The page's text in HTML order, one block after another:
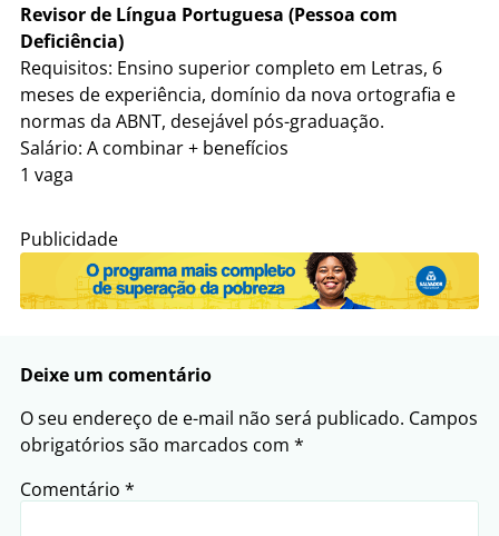
Revisor de Língua Portuguesa (Pessoa com
Deficiência)
Requisitos: Ensino superior completo em Letras, 6
meses de experiência, domínio da nova ortografia e
normas da ABNT, desejável pós-graduação.
Salário: A combinar + benefícios
1 vaga
Publicidade
Deixe um comentário
O seu endereço de e-mail não será publicado. Campos
obrigatórios são marcados com *
Comentário *